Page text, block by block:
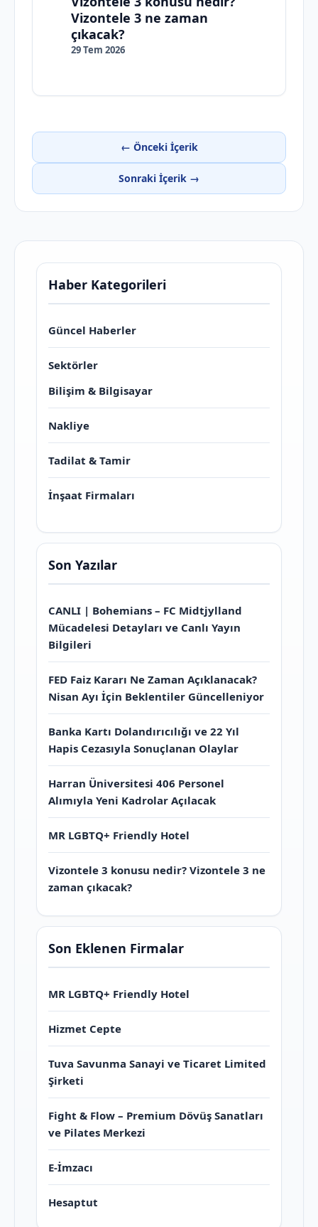
Vizontele 3 ne zaman
çıkacak?
29 Tem 2026
← Önceki İçerik
Sonraki İçerik →
Haber Kategorileri
Güncel Haberler
Sektörler
Bilişim & Bilgisayar
Nakliye
Tadilat & Tamir
İnşaat Firmaları
Son Yazılar
CANLI | Bohemians – FC Midtjylland
Mücadelesi Detayları ve Canlı Yayın
Bilgileri
FED Faiz Kararı Ne Zaman Açıklanacak?
Nisan Ayı İçin Beklentiler Güncelleniyor
Banka Kartı Dolandırıcılığı ve 22 Yıl
Hapis Cezasıyla Sonuçlanan Olaylar
Harran Üniversitesi 406 Personel
Alımıyla Yeni Kadrolar Açılacak
MR LGBTQ+ Friendly Hotel
Vizontele 3 konusu nedir? Vizontele 3 ne
zaman çıkacak?
Son Eklenen Firmalar
MR LGBTQ+ Friendly Hotel
Hizmet Cepte
Tuva Savunma Sanayi ve Ticaret Limited
Şirketi
Fight & Flow – Premium Dövüş Sanatları
ve Pilates Merkezi
E-İmzacı
Hesaptut